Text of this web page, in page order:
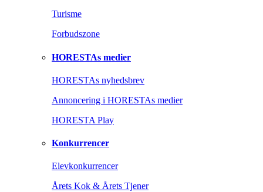
Turisme
Forbudszone
HORESTAs medier
HORESTAs nyhedsbrev
Annoncering i HORESTAs medier
HORESTA Play
Konkurrencer
Elevkonkurrencer
Årets Kok & Årets Tjener